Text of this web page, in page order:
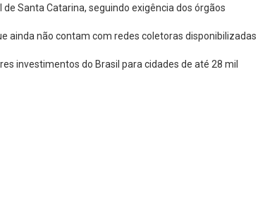
Santa Catarina, seguindo exigência dos órgãos
ainda não contam com redes coletoras disponibilizadas
investimentos do Brasil para cidades de até 28 mil